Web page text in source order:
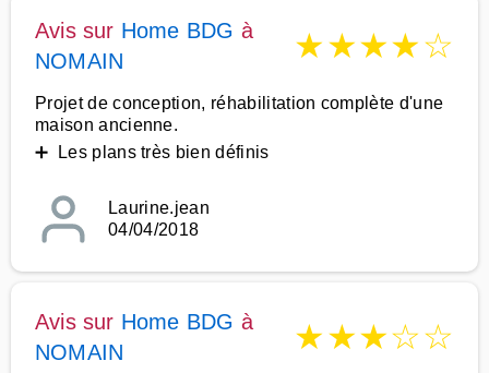
Avis sur Home BDG à
NOMAIN
★★★★☆
Projet de conception, réhabilitation complète d'une
maison ancienne.
➕ Les plans très bien définis
Laurine.jean
04/04/2018
Avis sur Home BDG à
NOMAIN
★★★☆☆